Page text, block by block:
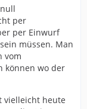
per
per Einwurf
müssen. Man
vom
können wo der
vielleicht heute